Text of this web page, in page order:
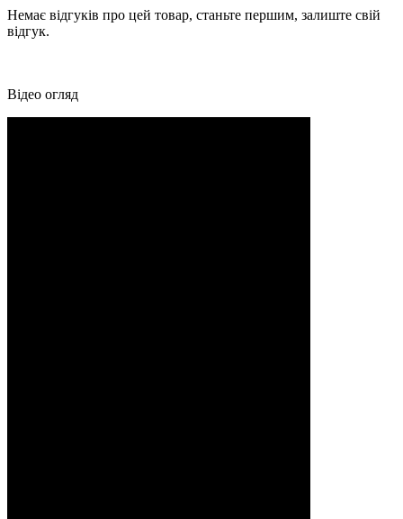
Немає відгуків про цей товар, станьте першим, залиште свій
відгук.
Відео огляд